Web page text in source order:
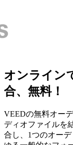
オンライン
合、無料！
VEEDの無料オー
ディオファイルを
合し、1つのオー